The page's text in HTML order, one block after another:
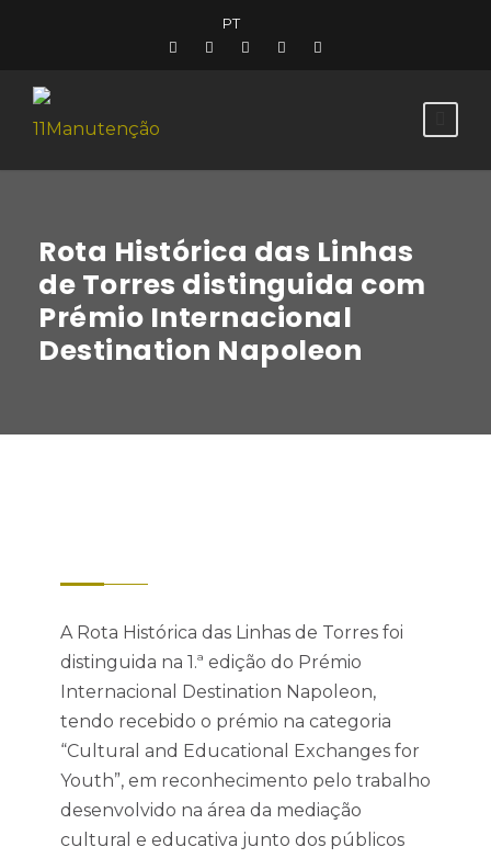
PT
Rota Histórica das Linhas
de Torres distinguida com
Prémio Internacional
Destination Napoleon
A Rota Histórica das Linhas de Torres foi
distinguida na 1.ª edição do Prémio
Internacional Destination Napoleon,
tendo recebido o prémio na categoria
“Cultural and Educational Exchanges for
Youth”, em reconhecimento pelo trabalho
desenvolvido na área da mediação
cultural e educativa junto dos públicos